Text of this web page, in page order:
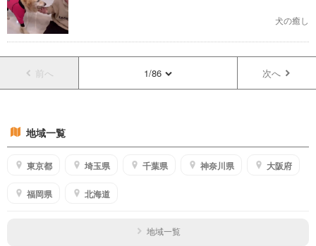
犬の癒し
前へ 1/86 次へ
地域一覧
東京都 埼玉県 千葉県 神奈川県 大阪府
福岡県 北海道
地域一覧